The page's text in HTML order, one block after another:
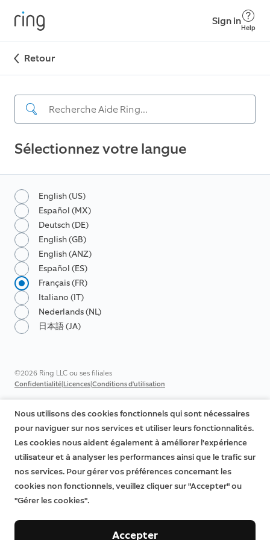
Sign in
Help
Retour
Sélectionnez votre langue
English (US)
Español (MX)
Deutsch (DE)
English (GB)
English (ANZ)
Español (ES)
Français (FR)
Italiano (IT)
Nederlands (NL)
日本語 (JA)
©2026 Ring LLC ou ses filiales
Confidentialité|Licences|Conditions d'utilisation
Nous utilisons des cookies fonctionnels qui sont nécessaires
pour naviguer sur nos services et utiliser leurs fonctionnalités.
Les cookies nous aident également à améliorer l'expérience
utilisateur et à analyser les performances ainsi que le trafic sur
nos services. Pour gérer vos préférences concernant les
cookies non fonctionnels, veuillez cliquer sur "Accepter" ou
"Gérer les cookies".
Accepter